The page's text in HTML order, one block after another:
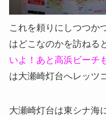
これを頼りにしつつか
はどこなのかを訪ねる
いよ！あと高浜ビーチ
は大瀬崎灯台へレッツ
大瀬崎灯台は東シナ海